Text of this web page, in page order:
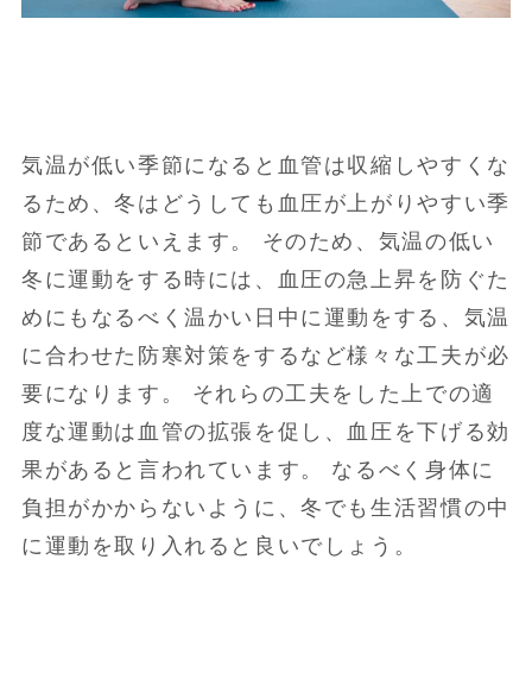
気温が低い季節になると血管は収縮しやすくな
るため、冬はどうしても血圧が上がりやすい季
節であるといえます。 そのため、気温の低い
冬に運動をする時には、血圧の急上昇を防ぐた
めにもなるべく温かい日中に運動をする、気温
に合わせた防寒対策をするなど様々な工夫が必
要になります。 それらの工夫をした上での適
度な運動は血管の拡張を促し、血圧を下げる効
果があると言われています。 なるべく身体に
負担がかからないように、冬でも生活習慣の中
に運動を取り入れると良いでしょう。